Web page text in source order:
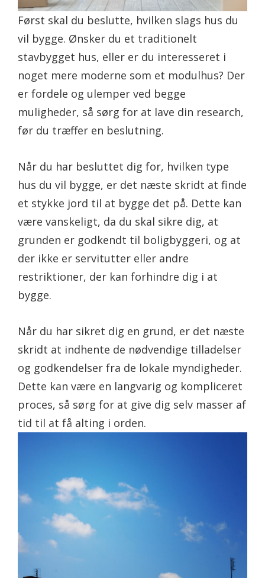
Først skal du beslutte, hvilken slags hus du
vil bygge. Ønsker du et traditionelt
stavbygget hus, eller er du interesseret i
noget mere moderne som et modulhus? Der
er fordele og ulemper ved begge
muligheder, så sørg for at lave din research,
før du træffer en beslutning.
Når du har besluttet dig for, hvilken type
hus du vil bygge, er det næste skridt at finde
et stykke jord til at bygge det på. Dette kan
være vanskeligt, da du skal sikre dig, at
grunden er godkendt til boligbyggeri, og at
der ikke er servitutter eller andre
restriktioner, der kan forhindre dig i at
bygge.
Når du har sikret dig en grund, er det næste
skridt at indhente de nødvendige tilladelser
og godkendelser fra de lokale myndigheder.
Dette kan være en langvarig og kompliceret
proces, så sørg for at give dig selv masser af
tid til at få alting i orden.